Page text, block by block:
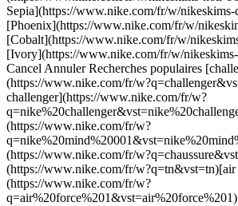
Sepia](https://www.nike.com/fr/w/nikeskims-
[Phoenix](https://www.nike.com/fr/w/
[Cobalt](https://www.nike.com/fr/w/
[Ivory](https://www.nike.com/fr/w/
Cancel Annuler Recherches populaires
(https://www.nike.com/fr/
challenger](https://www.nike.com/fr/w?
(https://www.nike.com/fr/w?
(https://www.nike.com/fr/
(https://www.nike.com/fr/
(https://www.nike.com/fr/w?